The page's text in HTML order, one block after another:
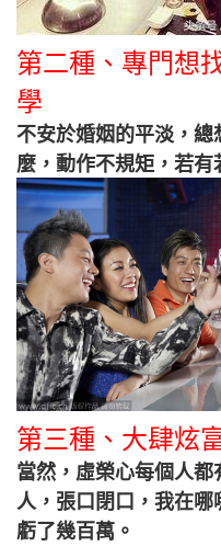
第二種、專門想
學
不安於婚姻的平淡，
麼，動作不規矩，若有
第三種、大肆炫
當然，虛榮心每個人
人，張口閉口，我在
虧了幾百萬。